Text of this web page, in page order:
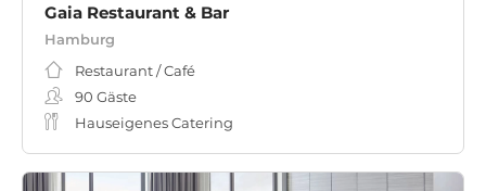
Gaia Restaurant & Bar
Hamburg
Restaurant / Café
90 Gäste
Hauseigenes Catering